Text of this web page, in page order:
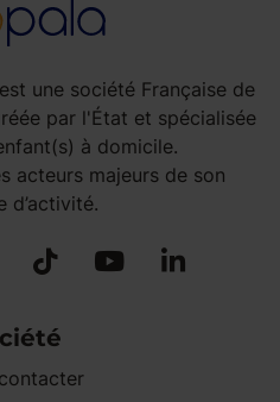
une société Française de
par l'État et spécialisée
à domicile.
acteurs majeurs de son
d’activité.